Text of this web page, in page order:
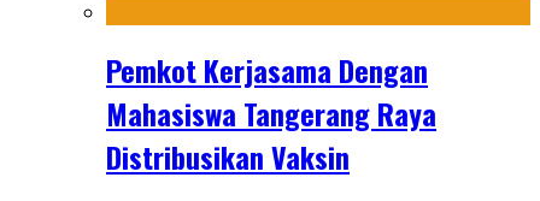
Pemkot Kerjasama Dengan
Mahasiswa Tangerang Raya
Distribusikan Vaksin